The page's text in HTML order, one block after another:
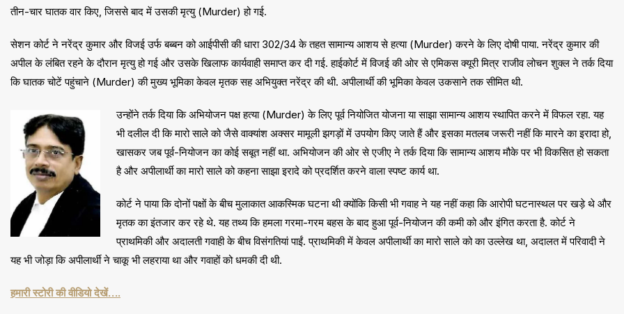
तीन-चार घातक वार किए, जिससे बाद में उसकी मृत्यु (Murder) हो गई.
सेशन कोर्ट ने नरेंद्र कुमार और विजई उर्फ बब्बन को आईपीसी की धारा 302/34 के तहत सामान्य आशय से हत्या (Murder) करने के लिए दोषी पाया. नरेंद्र कुमार की
अपील के लंबित रहने के दौरान मृत्यु हो गई और उसके खिलाफ कार्यवाही समाप्त कर दी गई. हाईकोर्ट में विजई की ओर से एमिकस क्यूरी मित्र राजीव लोचन शुक्ल ने तर्क दिया
कि घातक चोटें पहुंचाने (Murder) की मुख्य भूमिका केवल मृतक सह अभियुक्त नरेंद्र की थी. अपीलार्थी की भूमिका केवल उकसाने तक सीमित थी.
उन्होंने तर्क दिया कि अभियोजन पक्ष हत्या (Murder) के लिए पूर्व नियोजित योजना या साझा सामान्य आशय स्थापित करने में विफल रहा. यह
भी दलील दी कि मारो साले को जैसे वाक्यांश अक्सर मामूली झगड़ों में उपयोग किए जाते हैं और इसका मतलब जरूरी नहीं कि मारने का इरादा हो,
खासकर जब पूर्व-नियोजन का कोई सबूत नहीं था. अभियोजन की ओर से एजीए ने तर्क दिया कि सामान्य आशय मौके पर भी विकसित हो सकता
है और अपीलार्थी का मारो साले को कहना साझा इरादे को प्रदर्शित करने वाला स्पष्ट कार्य था.
कोर्ट ने पाया कि दोनों पक्षों के बीच मुलाकात आकस्मिक घटना थी क्योंकि किसी भी गवाह ने यह नहीं कहा कि आरोपी घटनास्थल पर खड़े थे और
मृतक का इंतजार कर रहे थे. यह तथ्य कि हमला गरमा-गरम बहस के बाद हुआ पूर्व-नियोजन की कमी को और इंगित करता है. कोर्ट ने
प्राथमिकी और अदालती गवाही के बीच विसंगतियां पाईं. प्राथमिकी में केवल अपीलार्थी का मारो साले को का उल्लेख था, अदालत में परिवादी ने
यह भी जोड़ा कि अपीलार्थी ने चाकू भी लहराया था और गवाहों को धमकी दी थी.
हमारी स्टोरी की वीडियो देखें….